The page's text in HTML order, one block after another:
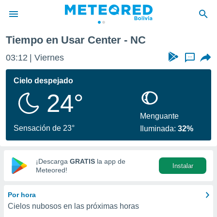
de
ha
calidad.
a este
las
y
digital
basada
Tiempo en Usar Center - NC
03:12 Viernes ...
Cielo despejado
24°
Sensación de 23°
Menguante
Iluminada:32%
¡Descarga GRATIS la app de
Meteored!
Instalar
Por hora
Cielos nubosos en las próximas horas